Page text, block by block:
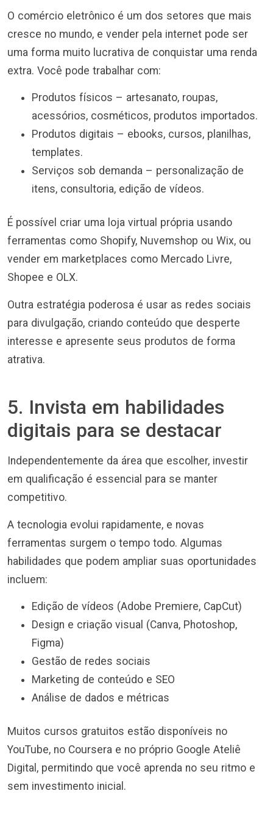
O comércio eletrônico é um dos setores que mais
cresce no mundo, e vender pela internet pode ser
uma forma muito lucrativa de conquistar uma renda
extra. Você pode trabalhar com:
Produtos físicos – artesanato, roupas,
acessórios, cosméticos, produtos importados.
Produtos digitais – ebooks, cursos, planilhas,
templates.
Serviços sob demanda – personalização de
itens, consultoria, edição de vídeos.
É possível criar uma loja virtual própria usando
ferramentas como Shopify, Nuvemshop ou Wix, ou
vender em marketplaces como Mercado Livre,
Shopee e OLX.
Outra estratégia poderosa é usar as redes sociais
para divulgação, criando conteúdo que desperte
interesse e apresente seus produtos de forma
atrativa.
5. Invista em habilidades
digitais para se destacar
Independentemente da área que escolher, investir
em qualificação é essencial para se manter
competitivo.
A tecnologia evolui rapidamente, e novas
ferramentas surgem o tempo todo. Algumas
habilidades que podem ampliar suas oportunidades
incluem:
Edição de vídeos (Adobe Premiere, CapCut)
Design e criação visual (Canva, Photoshop,
Figma)
Gestão de redes sociais
Marketing de conteúdo e SEO
Análise de dados e métricas
Muitos cursos gratuitos estão disponíveis no
YouTube, no Coursera e no próprio Google Ateliê
Digital, permitindo que você aprenda no seu ritmo e
sem investimento inicial.